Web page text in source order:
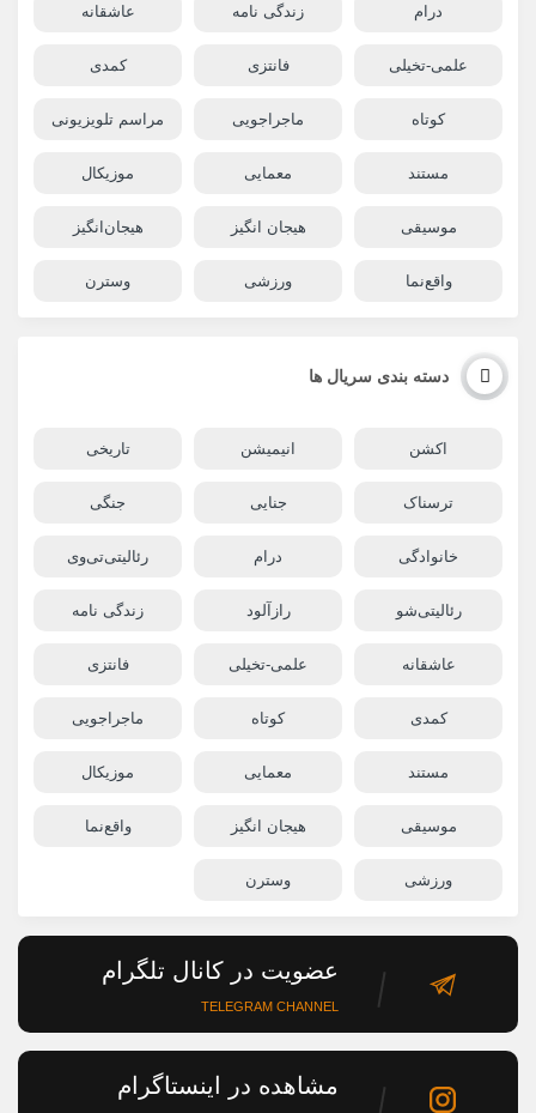
درام زندگی نامه عاشقانه
علمی-تخیلی فانتزی کمدی
کوتاه ماجراجویی مراسم تلویزیونی
مستند معمایی موزیکال
موسیقی هیجان انگیز هیجان‌انگیز
واقع‌نما ورزشی وسترن
دسته بندی سریال ها
اکشن انیمیشن تاریخی
ترسناک جنایی جنگی
خانوادگی درام رئالیتی‌تی‌وی
رئالیتی‌شو رازآلود زندگی نامه
عاشقانه علمی-تخیلی فانتزی
کمدی کوتاه ماجراجویی
مستند معمایی موزیکال
موسیقی هیجان انگیز واقع‌نما
ورزشی وسترن
عضویت در کانال تلگرام
TELEGRAM CHANNEL
مشاهده در اینستاگرام